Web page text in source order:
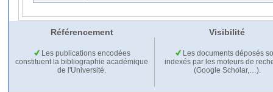
Référencement Visibilité
Les publications encodées
constituent la bibliographie académique
de l'Université.
Les documents déposés
indexés par les moteurs de
(Google Scholar,…).